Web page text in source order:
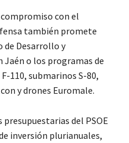
con el
también promete
de Desarrollo y
Jaén o los programas de
110, submarinos S-80,
y drones Euromale.
del PSOE
inversión plurianuales,